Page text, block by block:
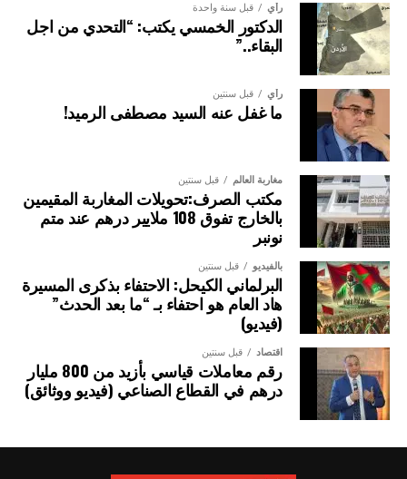
رأي قبل سنة واحدة
الدكتور الخمسي يكتب: “التحدي من اجل
البقاء..”
رأي قبل سنتين
ما غفل عنه السيد مصطفى الرميد!
مغاربة العالم قبل سنتين
مكتب الصرف:تحويلات المغاربة المقيمين
بالخارج تفوق 108 ملايير درهم عند متم
نونبر
بالفيديو قبل سنتين
البرلماني الكيحل: الاحتفاء بذكرى المسيرة
هاد العام هو احتفاء بـ “ما بعد الحدث”
(فيديو)
اقتصاد قبل سنتين
رقم معاملات قياسي بأزيد من 800 مليار
درهم في القطاع الصناعي (فيديو ووثائق)